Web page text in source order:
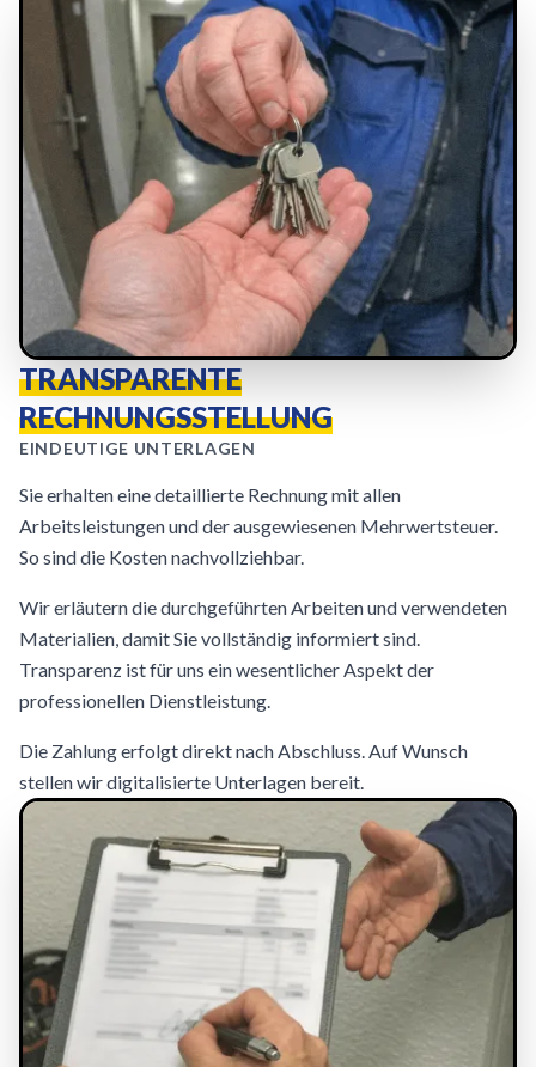
TRANSPARENTE
RECHNUNGSSTELLUNG
EINDEUTIGE UNTERLAGEN
Sie erhalten eine detaillierte Rechnung mit allen
Arbeitsleistungen und der ausgewiesenen Mehrwertsteuer.
So sind die Kosten nachvollziehbar.
Wir erläutern die durchgeführten Arbeiten und verwendeten
Materialien, damit Sie vollständig informiert sind.
Transparenz ist für uns ein wesentlicher Aspekt der
professionellen Dienstleistung.
Die Zahlung erfolgt direkt nach Abschluss. Auf Wunsch
stellen wir digitalisierte Unterlagen bereit.